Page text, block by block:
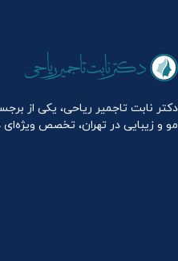
دکتر نابت تاجمیر ریاحی، یکی از
مو و زیبایی در تهران، تخصص